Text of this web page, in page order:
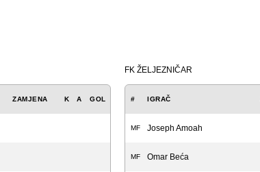
ZAMJENA K A GOL
FK ŽELJEZNIČAR
# IGRAČ
MF Joseph Amoah
MF Omar Beća